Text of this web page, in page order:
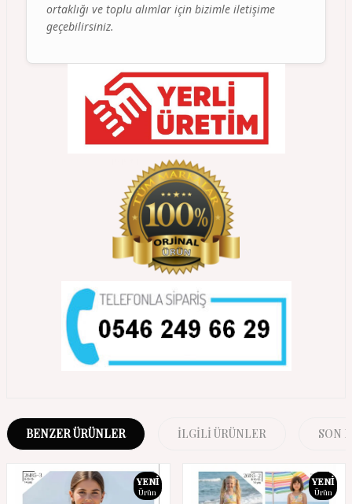
ortaklığı ve toplu alımlar için bizimle iletişime
geçebilirsiniz.
BENZER ÜRÜNLER İLGILI ÜRÜNLER SON
YENI
Ürün
YENI
Ürün